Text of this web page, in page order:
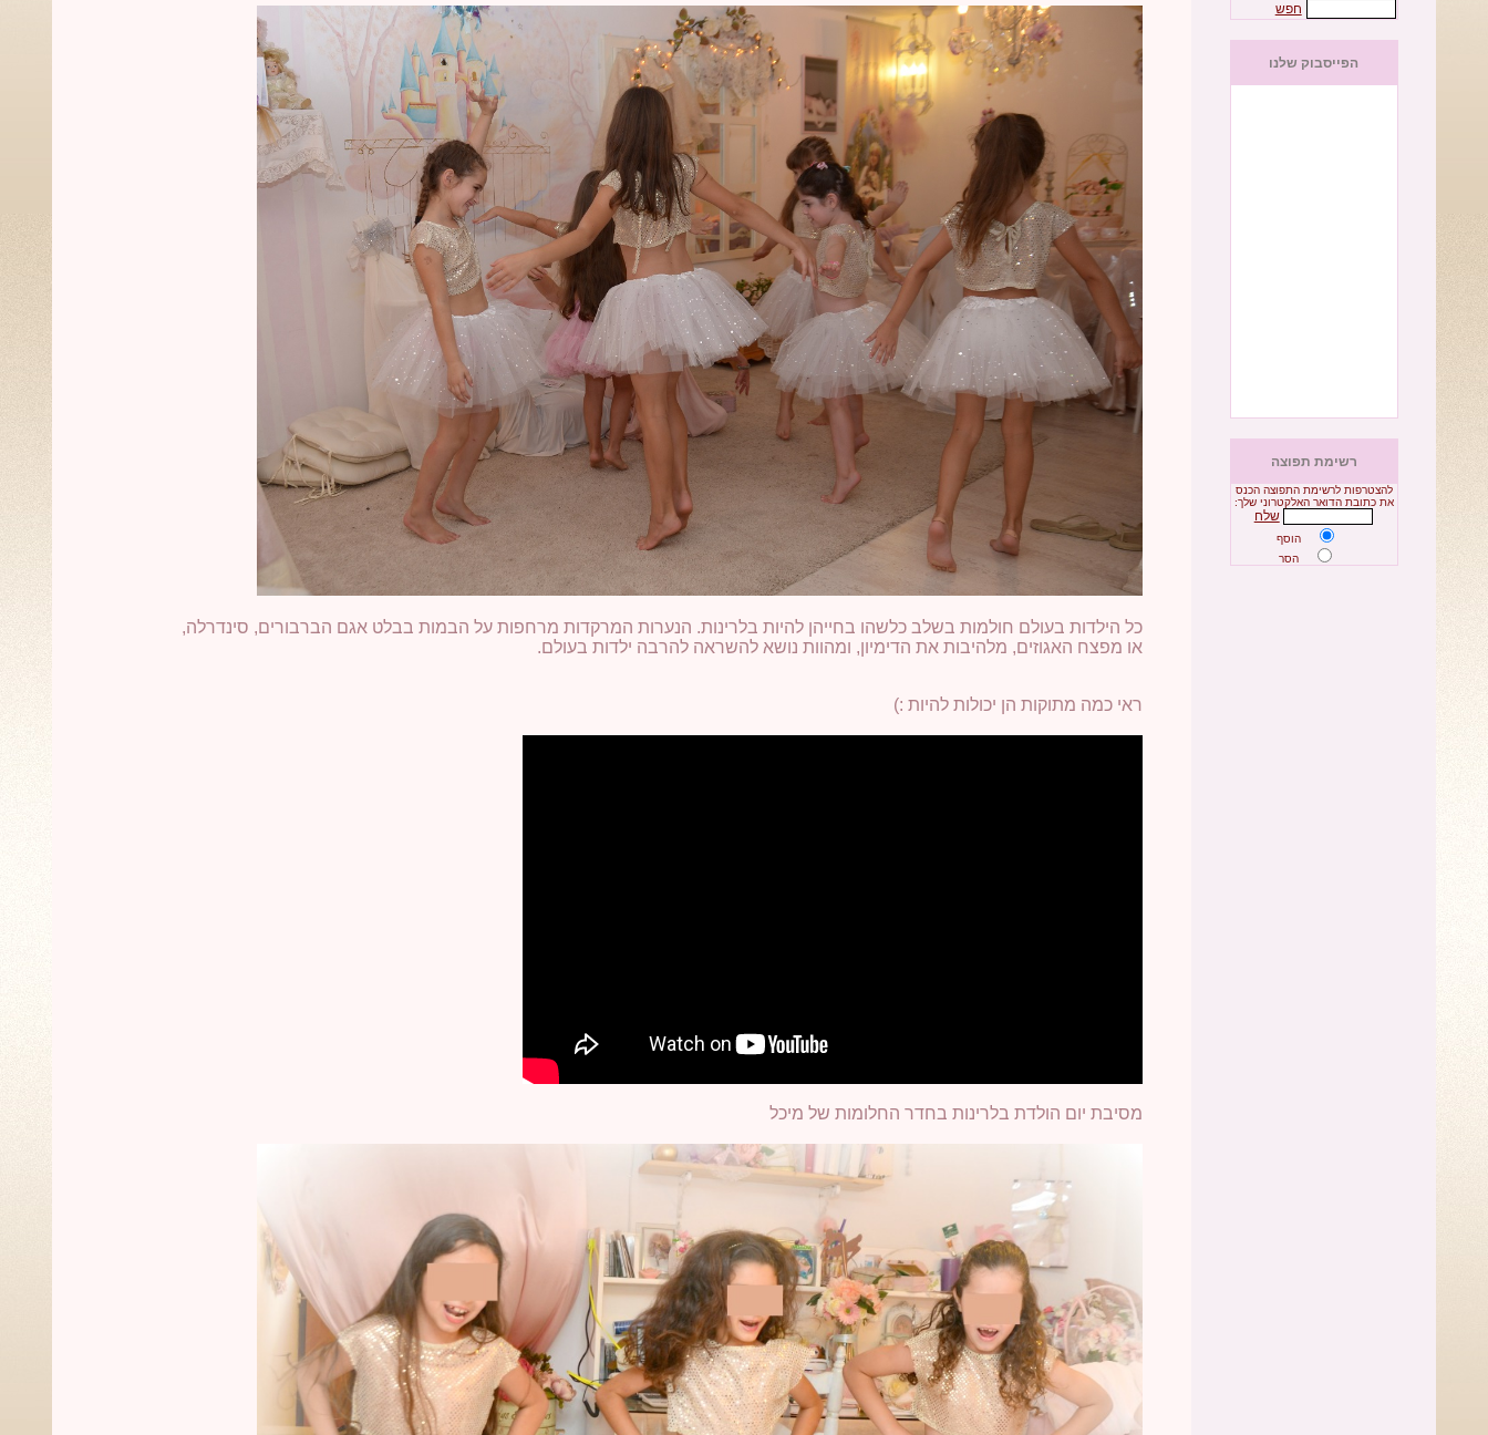
חפש
הפייסבוק שלנו
רשימת תפוצה
להצטרפות לרשימת התפוצה הכנס
את כתובת הדואר האלקטרוני שלך:
שלח
הוסף
הסר
כל הילדות בעולם חולמות בשלב כלשהו בחייהן להיות בלרינות. הנערות המרקדות מרחפות על הבמות בבלט אגם הברבורים, סינדרלה,
או מפצח האגוזים, מלהיבות את הדימיון, ומהוות נושא להשראה להרבה ילדות בעולם.
ראי כמה מתוקות הן יכולות להיות :)
מסיבת יום הולדת בלרינות בחדר החלומות של מיכל